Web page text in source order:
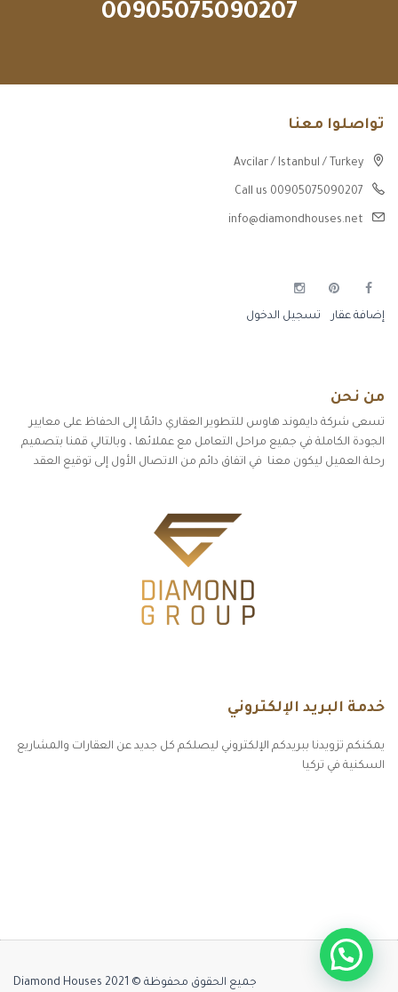
00905075090207
تواصلوا معنا
Avcilar / Istanbul / Turkey
Call us 00905075090207
info@diamondhouses.net
إضافة عقار تسجيل الدخول
من نحن
تسعى شركة دايموند هاوس للتطوير العقاري دائمًا إلى الحفاظ على معايير
الجودة الكاملة في جميع مراحل التعامل مع عملائها ، وبالتالي قمنا بتصميم
رحلة العميل ليكون معنا في اتفاق دائم من الاتصال الأول إلى توقيع العقد
خدمة البريد الإلكتروني
يمكنكم تزويدنا ببريدكم الإلكتروني ليصلكم كل جديد عن العقارات والمشاريع
السكنية في تركيا
جميع الحقوق محفوظة © Diamond Houses 2021